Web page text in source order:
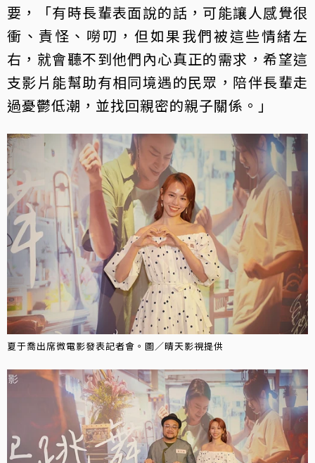
要，「有時長輩表面說的話，可能讓人感覺很
衝、責怪、嘮叨，但如果我們被這些情緒左
右，就會聽不到他們內心真正的需求，希望這
支影片能幫助有相同境遇的民眾，陪伴長輩走
過憂鬱低潮，並找回親密的親子關係。」
夏于喬出席微電影發表記者會。圖／晴天影視提供